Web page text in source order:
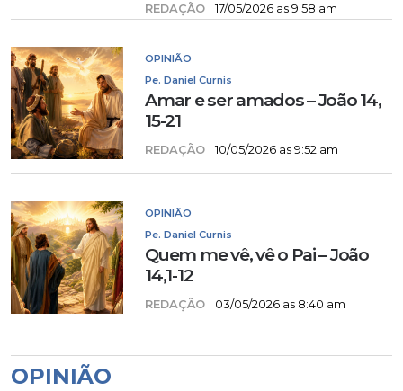
REDAÇÃO 17/05/2026 as 9:58 am
OPINIÃO
Pe. Daniel Curnis
Amar e ser amados – João 14,
15-21
REDAÇÃO 10/05/2026 as 9:52 am
OPINIÃO
Pe. Daniel Curnis
Quem me vê, vê o Pai – João
14,1-12
REDAÇÃO 03/05/2026 as 8:40 am
OPINIÃO